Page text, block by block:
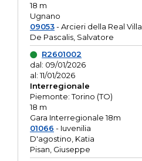
18 m
Ugnano
09053- Arcieri della Real Villa
De Pascalis, Salvatore
R2601002
dal: 09/01/2026
al: 11/01/2026
Interregionale
Piemonte: Torino (TO)
18 m
Gara Interregionale 18m
01066 - Iuvenilia
D'agostino, Katia
Pisan, Giuseppe